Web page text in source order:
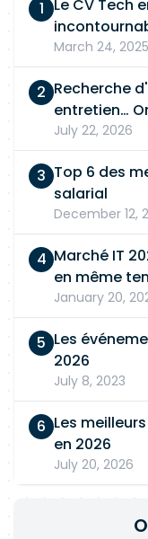
Le CV Tech
March 24, 2025
Recherche
entretien…
July 22, 2026
Top 6 des
salarial
December 12,
Marché IT
en même
January 20,
Les
2026
July 8, 2023
Les
en 2026
July 20, 2026